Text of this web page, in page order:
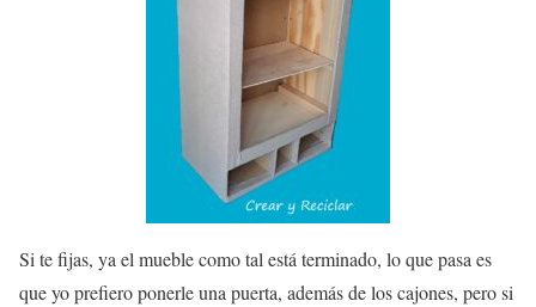
Si te fijas, ya el mueble como tal está terminado, lo que pasa es
que yo prefiero ponerle una puerta, además de los cajones, pero si